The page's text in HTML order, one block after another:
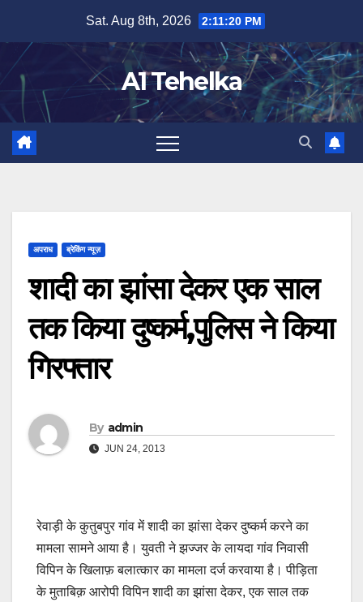
content
Sat. Aug 8th, 2026 2:11:21 PM
A1 Tehelka
अपराध ब्रेकिंग न्यूज़
शादी का झांसा देकर एक साल
तक किया दुष्कर्म,पुलिस ने किया
गिरफ्तार
By admin
JUN 24, 2013
रेवाड़ी के कुतुबपुर गांव में शादी का झांसा देकर दुष्कर्म करने का
मामला सामने आया है। युवती ने झज्जर के लायदा गांव निवासी
विपिन के खिलाफ़ बलात्कार का मामला दर्ज करवाया है। पीड़िता
के मुताबिक़ आरोपी विपिन शादी का झांसा देकर, एक साल तक